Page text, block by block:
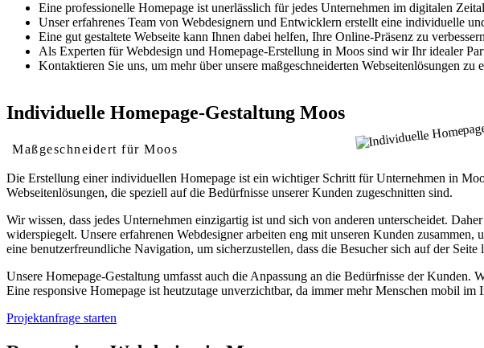
Eine professionelle Homepage ist unerlässlich für jedes Unternehmen im digitalen
Unser erfahrenes Team von Webdesignern und Entwicklern erstellt eine individuelle
Eine gut gestaltete Webseite kann Ihnen dabei helfen, Ihre Online-Präsenz zu
Als Experten für Webdesign und Homepage-Erstellung in Moos sind wir Ihr idealer
Kontaktieren Sie uns, um mehr über unsere maßgeschneiderten Webseitenlösungen
Individuelle Homepage-Gestaltung Moos
Maßgeschneidert für Moos
Die Erstellung einer individuellen Homepage ist ein wichtiger Schritt für Unternehmen in
Webseitenlösungen, die speziell auf die Bedürfnisse unserer Kunden zugeschnitten sind.
Wir wissen, dass jedes Unternehmen einzigartig ist und sich von anderen unterscheidet.
widerspiegelt. Unsere erfahrenen Webdesigner arbeiten eng mit unseren Kunden
eine benutzerfreundliche Navigation, um sicherzustellen, dass die Besucher sich auf der
Unsere Homepage-Gestaltung umfasst auch die Anpassung an die Bedürfnisse der
Eine responsive Homepage ist heutzutage unverzichtbar, da immer mehr Menschen mobil im
Projektanfrage starten